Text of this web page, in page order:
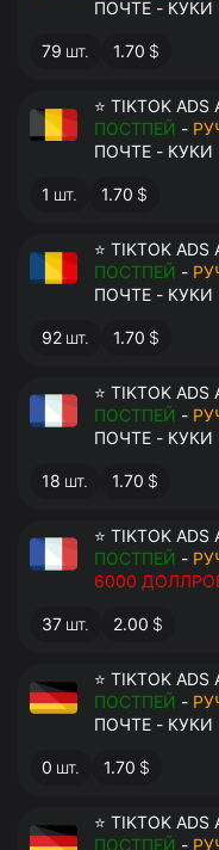
ПОЧТЕ - КУКИ
79 шт. 1.70 $
⭐ TIKTOK
ПОСТПЕЙ -
ПОЧТЕ - КУКИ
1 шт. 1.70 $
⭐ TIKTOK
ПОСТПЕЙ -
ПОЧТЕ - КУКИ
92 шт. 1.70 $
⭐ TIKTOK
ПОСТПЕЙ -
ПОЧТЕ - КУКИ
18 шт. 1.70 $
⭐ TIKTOK
ПОСТПЕЙ -
6000
ЗАПОЛНЕН -
37 шт. 2.00 $
⭐ TIKTOK
ПОСТПЕЙ -
ПОЧТЕ - КУКИ
0 шт. 1.70 $
⭐ TIKTOK
ПОСТПЕЙ -